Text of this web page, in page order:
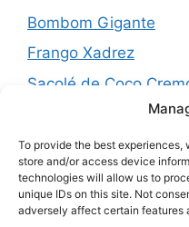
To provide the best
store and/or access device
technologies will allow us to
unique IDs on this site. Not
adversely affect certain features
Bombom Gigante
Frango Xadrez
Sacolé de Coco
Torta de cebola
Pernil Assado com